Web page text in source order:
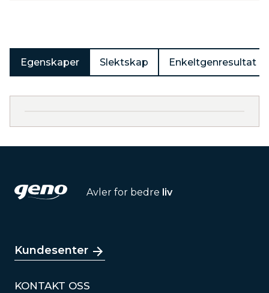
Egenskaper Slektskap Enkeltgenresultat
Avler for bedre liv
Kundesenter
KONTAKT OSS